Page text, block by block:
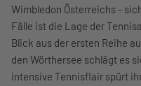
Wimbledon Österreichs -
Fälle ist die Lage der
Blick aus der ersten Reihe
den Wörthersee schlägt es
intensive Tennisflair spürt